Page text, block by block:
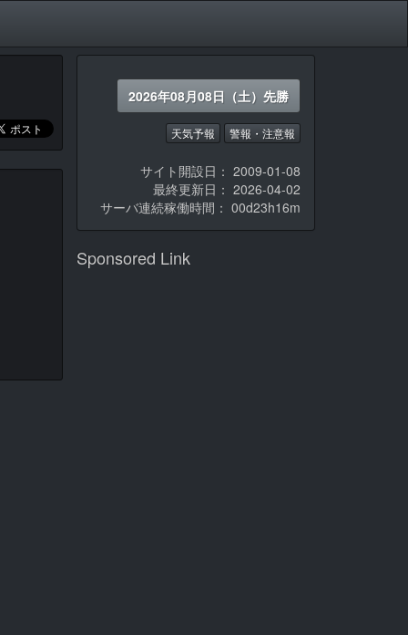
2026年08月08日（土）先勝
天気予報 警報・注意報
サイト開設日： 2009-01-08
最終更新日： 2026-04-02
サーバ連続稼働時間： 00d23h16m
Sponsored Link